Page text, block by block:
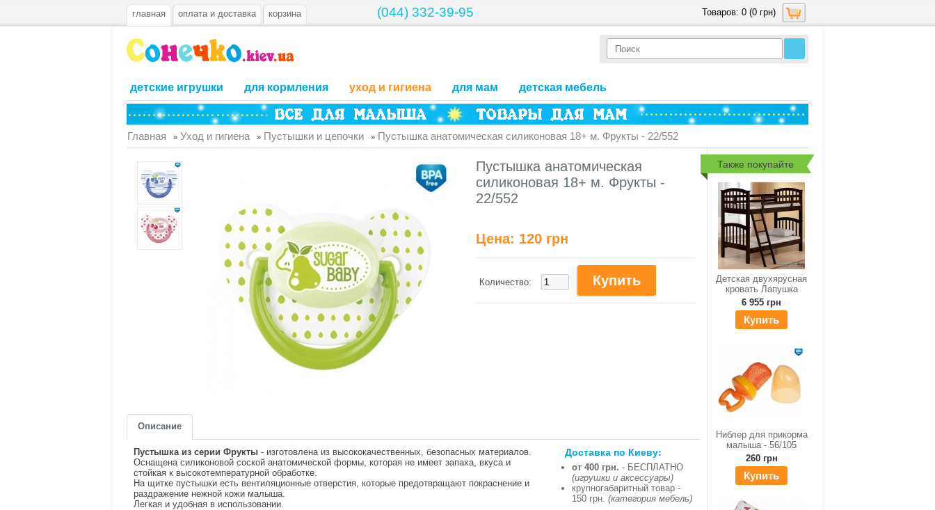
Товаров: 0 (0 грн)
(044) 332-39-95
главная оплата и доставка корзина
детские игрушки для кормления уход и гигиена для мам детская мебель
Главная » Уход и гигиена » Пустышки и цепочки » Пустышка анатомическая силиконовая 18+ м. Фрукты - 22/552
Также покупайте
Детская двухярусная
кровать Лапушка
6 955 грн
Купить
Ниблер для прикорма
малыша - 56/105
260 грн
Купить
Пустышка анатомическая
силиконовая 18+ м. Фрукты -
22/552
Цена: 120 грн
Количество:
Описание
Доставка по Киеву:
от 400 грн. - БЕСПЛАТНО
(игрушки и аксессуары)
крупногабаритный товар -
150 грн. (категория мебель)
Пустышка из серии Фрукты - изготовлена из высококачественных, безопасных материалов.
Оснащена силиконовой соской анатомической формы, которая не имеет запаха, вкуса и
стойкая к высокотемпературной обработке.
На щитке пустышки есть вентиляционные отверстия, которые предотвращают покраснение и
раздражение нежной кожи малыша.
Легкая и удобная в использовании.